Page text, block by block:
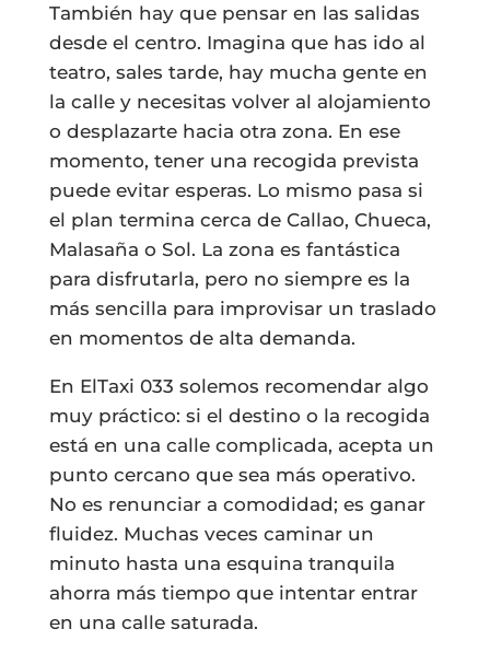
También hay que pensar en las salidas
desde el centro. Imagina que has ido al
teatro, sales tarde, hay mucha gente en
la calle y necesitas volver al alojamiento
o desplazarte hacia otra zona. En ese
momento, tener una recogida prevista
puede evitar esperas. Lo mismo pasa si
el plan termina cerca de Callao, Chueca,
Malasaña o Sol. La zona es fantástica
para disfrutarla, pero no siempre es la
más sencilla para improvisar un traslado
en momentos de alta demanda.
En ElTaxi 033 solemos recomendar algo
muy práctico: si el destino o la recogida
está en una calle complicada, acepta un
punto cercano que sea más operativo.
No es renunciar a comodidad; es ganar
fluidez. Muchas veces caminar un
minuto hasta una esquina tranquila
ahorra más tiempo que intentar entrar
en una calle saturada.